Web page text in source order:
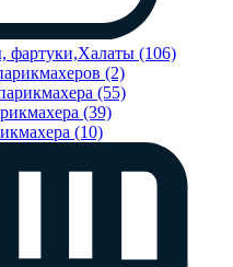
(106)
(2)
(55)
(39)
(10)